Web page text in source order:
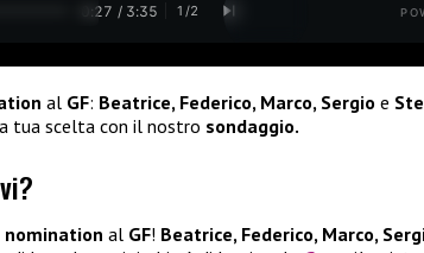
0:28 / 3:35 1 /2
al GF: Beatrice, Federico, Marco, Sergio e
tua scelta con il nostro sondaggio.
nomination al GF! Beatrice, Federico, Marco,